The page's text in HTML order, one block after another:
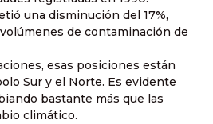
una disminución del 17%,
de contaminación de
esas posiciones están
Sur y el Norte. Es evidente
bastante más que las
climático.